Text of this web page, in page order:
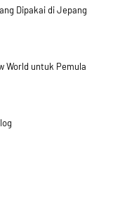
Dipakai di Jepang
World untuk Pemula